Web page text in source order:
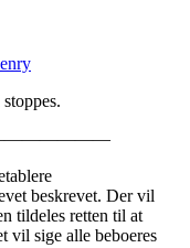
beskrevet. Der vil
tildeles retten til at
vil sige alle beboeres